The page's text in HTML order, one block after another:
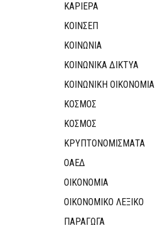
ΚΑΡΙΕΡΑ
ΚΟΙΝΣΕΠ
ΚΟΙΝΩΝΙΑ
ΚΟΙΝΩΝΙΚΆ ΔΊΚΤΥΑ
ΚΟΙΝΩΝΙΚΉ ΟΙΚΟΝΟΜΊΑ
ΚΟΣΜΟΣ
ΚΟΣΜΟΣ
ΚΡΥΠΤΟΝΟΜΊΣΜΑΤΑ
ΟΑΕΔ
ΟΙΚΟΝΟΜΙΑ
ΟΙΚΟΝΟΜΙΚΟ ΛΕΞΙΚΟ
ΠΑΡΑΓΩΓΑ